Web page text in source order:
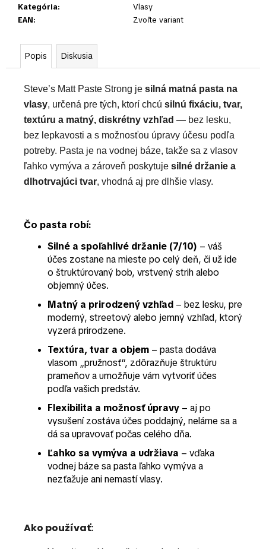
Kategória:
Vlasy
EAN: Zvoľte variant
Popis Diskusia
Steve’s Matt Paste Strong je silná matná pasta na
vlasy, určená pre tých, ktorí chcú silnú fixáciu, tvar,
textúru a matný, diskrétny vzhľad — bez lesku,
bez lepkavosti a s možnosťou úpravy účesu podľa
potreby. Pasta je na vodnej báze, takže sa z vlasov
ľahko vymýva a zároveň poskytuje silné držanie a
dlhotrvajúci tvar, vhodná aj pre dlhšie vlasy.
Čo pasta robí:
Silné a spoľahlivé držanie (7/10) – váš
účes zostane na mieste po celý deň, či už ide
o štruktúrovaný bob, vrstvený strih alebo
objemný účes.
Matný a prirodzený vzhľad – bez lesku, pre
moderný, streetový alebo jemný vzhľad, ktorý
vyzerá prirodzene.
Textúra, tvar a objem – pasta dodáva
vlasom „pružnosť“, zdôrazňuje štruktúru
prameňov a umožňuje vám vytvoriť účes
podľa vašich predstáv.
Flexibilita a možnosť úpravy – aj po
vysušení zostáva účes poddajný, neláme sa a
dá sa upravovať počas celého dňa.
Ľahko sa vymýva a udržiava – vďaka
vodnej báze sa pasta ľahko vymýva a
nezťažuje ani nemastí vlasy.
Ako používať: